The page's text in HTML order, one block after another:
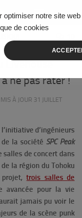
optimiser notre site web
de cookies
Livehouse
ne pas rater !
MIS À JOUR 31 JUILLET
d’ingénieurs
la société SPC Peak
salles de concert dans
la région du Tohoku
projet,trois salles de
avancée pour la vie
jamais pu voir le
de la scène punk